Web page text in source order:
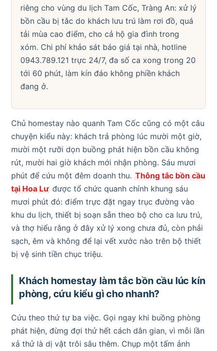
riêng cho vùng du lịch Tam Cốc, Tràng An: xử lý
bồn cầu bị tắc do khách lưu trú làm rơi đồ, quá
tải mùa cao điểm, cho cả hộ gia đình trong
xóm. Chi phí khảo sát báo giá tại nhà, hotline
0943.789.121 trực 24/7, đa số ca xong trong 20
tới 60 phút, làm kín đáo không phiền khách
đang ở.
Chủ homestay nào quanh Tam Cốc cũng có một câu
chuyện kiểu này: khách trả phòng lúc mười một giờ,
mười một rưỡi dọn buồng phát hiện bồn cầu không
rút, mười hai giờ khách mới nhận phòng. Sáu mươi
phút để cứu một đêm doanh thu. Thông tắc bồn cầu
tại Hoa Lư được tổ chức quanh chính khung sáu
mươi phút đó: điểm trực đặt ngay trục đường vào
khu du lịch, thiết bị soạn sẵn theo bộ cho ca lưu trú,
và thợ hiểu rằng ở đây xử lý xong chưa đủ, còn phải
sạch, êm và không để lại vết xước nào trên bộ thiết
bị vệ sinh tiền chục triệu.
Khách homestay làm tắc bồn cầu lúc kín
phòng, cứu kiểu gì cho nhanh?
Cứu theo thứ tự ba việc. Gọi ngay khi buồng phòng
phát hiện, đừng đợi thử hết cách dân gian, vì mỗi lần
xả thử là dị vật trôi sâu thêm. Chụp một tấm ảnh